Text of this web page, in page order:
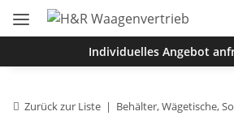
Individuelles Angebot
Zurück zur Liste Behälter, Wägetische,